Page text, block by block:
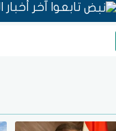
تابعوا آخر